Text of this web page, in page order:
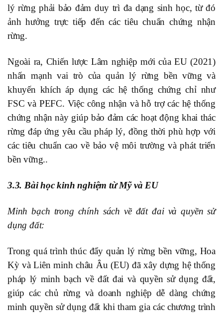
lý rừng phải bảo đảm duy trì đa dạng sinh học, từ đó
ảnh hưởng trực tiếp đến các tiêu chuẩn chứng nhận
rừng.
Ngoài ra, Chiến lược Lâm nghiệp mới của EU (2021)
nhấn mạnh vai trò của quản lý rừng bền vững và
khuyến khích áp dụng các hệ thống chứng chỉ như
FSC và PEFC. Việc công nhận và hỗ trợ các hệ thống
chứng nhận này giúp bảo đảm các hoạt động khai thác
rừng đáp ứng yêu cầu pháp lý, đồng thời phù hợp với
các tiêu chuẩn cao về bảo vệ môi trường và phát triển
bền vững..
3.3. Bài học kinh nghiệm từ Mỹ và EU
Minh bạch trong chính sách về đất đai và quyền sử
dụng đất:
Trong quá trình thúc đẩy quản lý rừng bền vững, Hoa
Kỳ và Liên minh châu Âu (EU) đã xây dựng hệ thống
pháp lý minh bạch về đất đai và quyền sử dụng đất,
giúp các chủ rừng và doanh nghiệp dễ dàng chứng
minh quyền sử dụng đất khi tham gia các chương trình